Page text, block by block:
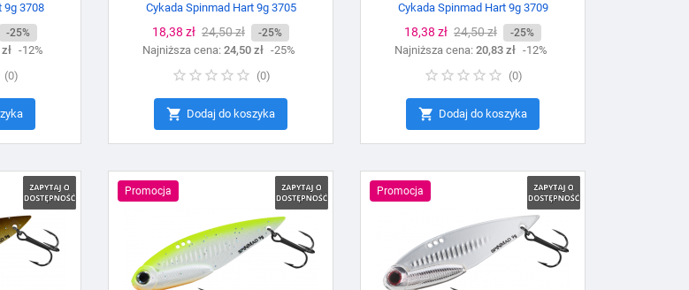
9g 3708
-25%
-12%
(0)
Cykada Spinmad Hart 9g 3705
Cena
18,38 zł Cena
podstawowa
24,50 zł -25%
Najniższa cena: 24,50 zł -25%
(0)
 Dodaj do koszyka
Cykada Spinmad Hart 9g 3709
Cena
18,38 zł Cena
podstawowa
24,50 zł -25%
Najniższa cena: 20,83 zł -12%
(0)
 Dodaj do koszyka
Promocja Promocja